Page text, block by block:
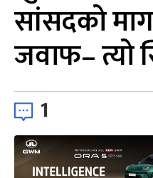
सांसदको
जवाफ– त्यो
1